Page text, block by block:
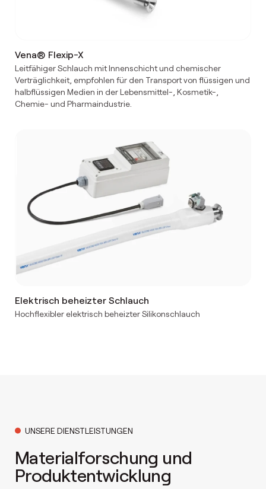
Vena® Flexip-X
Leitfähiger Schlauch mit Innenschicht und chemischer
Verträglichkeit, empfohlen für den Transport von flüssigen und
halbflüssigen Medien in der Lebensmittel-, Kosmetik-,
Chemie- und Pharmaindustrie.
Elektrisch beheizter Schlauch
Hochflexibler elektrisch beheizter Silikonschlauch
UNSERE DIENSTLEISTUNGEN
Materialforschung und
Produktentwicklung